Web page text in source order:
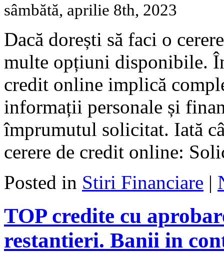
sâmbătă, aprilie 8th, 2023
Dacă dorești să faci o
multe opțiuni disponibile.
credit online implică
informații personale și
împrumutul solicitat. Iată
cerere de credit online:
Posted in Stiri Financiare |
TOP credite cu
restantieri. Banii in